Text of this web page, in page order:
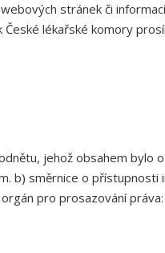
stránek či
lékařské komory
jehož obsahem bylo
b) směrnice o přístupnosti
pro prosazování práva: